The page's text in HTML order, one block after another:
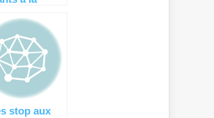
de
stop aux